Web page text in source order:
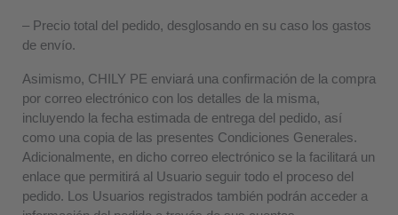
– Precio total del pedido, desglosando en su caso los gastos
de envío.
Asimismo, CHILY PE enviará una confirmación de la compra
por correo electrónico con los detalles de la misma,
incluyendo la fecha estimada de entrega del pedido, así
como una copia de las presentes Condiciones Generales.
Adicionalmente, en dicho correo electrónico se la facilitará un
enlace que permitirá al Usuario seguir todo el proceso del
pedido. Los Usuarios registrados también podrán acceder a